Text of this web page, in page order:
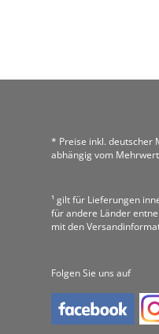
* Preise inkl. deutscher
abhängig vom
¹ gilt für Lieferungen
für andere Länder
mit den
Folgen Sie uns auf